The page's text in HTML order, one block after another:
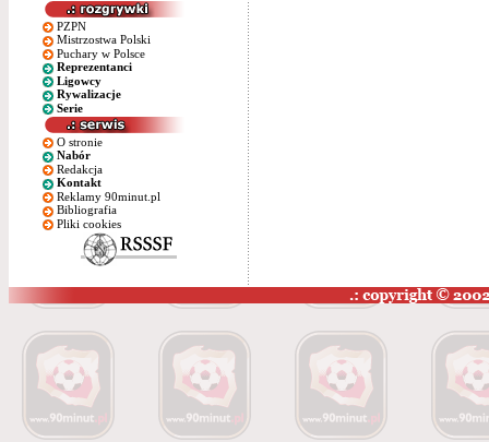
PZPN
Mistrzostwa Polski
Puchary w Polsce
Reprezentanci
Ligowcy
Rywalizacje
Serie
O stronie
Nabór
Redakcja
Kontakt
Reklamy 90minut.pl
Bibliografia
Pliki cookies